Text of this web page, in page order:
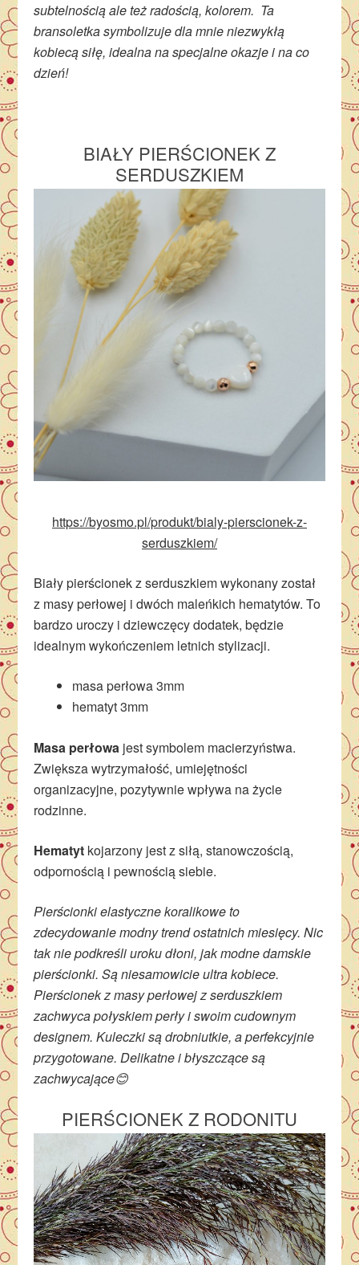
subtelnością ale też radością, kolorem. Ta
bransoletka symbolizuje dla mnie niezwykłą
kobiecą siłę, idealna na specjalne okazje i na co
dzień!
BIAŁY PIERŚCIONEK Z
SERDUSZKIEM
https://byosmo.pl/produkt/bialy-pierscionek-z-
serduszkiem/
Biały pierścionek z serduszkiem wykonany został
z masy perłowej i dwóch maleńkich hematytów. To
bardzo uroczy i dziewczęcy dodatek, będzie
idealnym wykończeniem letnich stylizacji.
masa perłowa 3mm
hematyt 3mm
Masa perłowa jest symbolem macierzyństwa.
Zwiększa wytrzymałość, umiejętności
organizacyjne, pozytywnie wpływa na życie
rodzinne.
Hematyt kojarzony jest z siłą, stanowczością,
odpornością i pewnością siebie.
Pierścionki elastyczne koralikowe to
zdecydowanie modny trend ostatnich miesięcy. Nic
tak nie podkreśli uroku dłoni, jak modne damskie
pierścionki. Są niesamowicie ultra kobiece.
Pierścionek z masy perłowej z serduszkiem
zachwyca połyskiem perły i swoim cudownym
designem. Kuleczki są drobniutkie, a perfekcyjnie
przygotowane. Delikatne i błyszczące są
zachwycające😊
PIERŚCIONEK Z RODONITU